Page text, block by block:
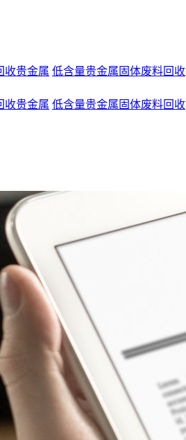
收贵金属 低含量贵金属固体废料回收
收贵金属 低含量贵金属固体废料回收